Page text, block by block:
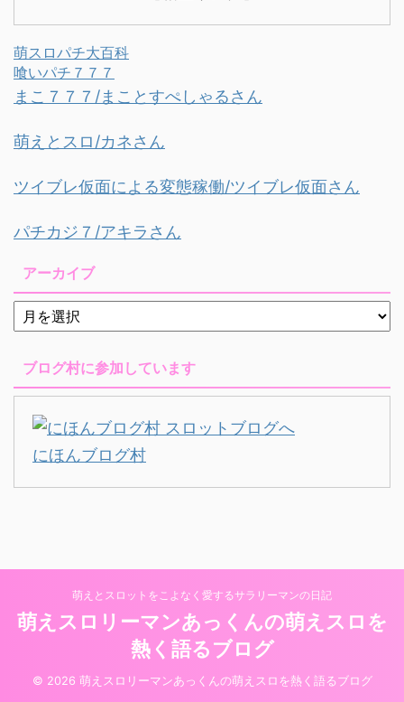
萌スロパチ大百科
喰いパチ７７７
まこ７７７/まことすぺしゃるさん
萌えとスロ/カネさん
ツイブレ仮面による変態稼働/ツイブレ仮面さん
パチカジ７/アキラさん
アーカイブ
ブログ村に参加しています
にほんブログ村
萌えとスロットをこよなく愛するサラリーマンの日記
萌えスロリーマンあっくんの萌えスロを
熱く語るブログ
© 2026 萌えスロリーマンあっくんの萌えスロを熱く語るブログ